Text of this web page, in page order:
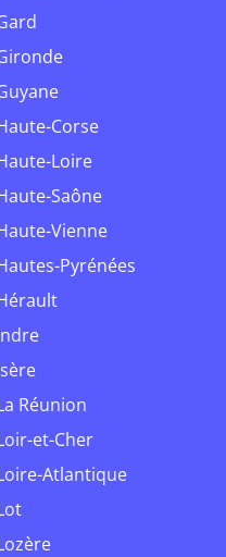
Gard
Gironde
Guyane
Haute-Corse
Haute-Loire
Haute-Saône
Haute-Vienne
Hautes-Pyrénées
Hérault
Indre
Isère
La Réunion
Loir-et-Cher
Loire-Atlantique
Lot
Lozère